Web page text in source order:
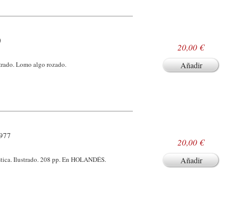
Lomo algo rozado.
20,00 €
Añadir
Ilustrado. 208 pp. En HOLANDÉS.
20,00 €
Añadir